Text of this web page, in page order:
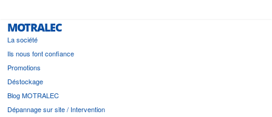
MOTRALEC
La société
Ils nous font confiance
Promotions
Déstockage
Blog MOTRALEC
Dépannage sur site / Intervention